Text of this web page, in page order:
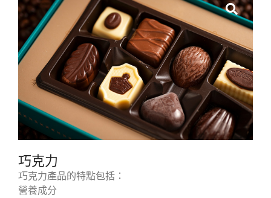
巧克力
巧克力產品的特點包括：
營養成分